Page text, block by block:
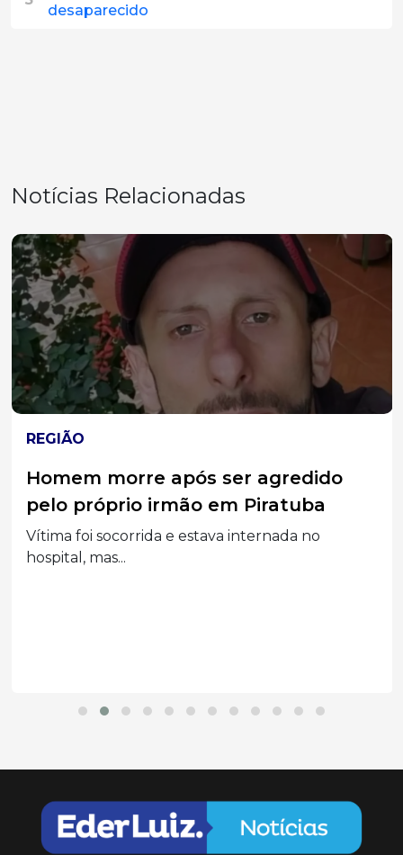
desaparecido
Notícias Relacionadas
REGIÃO
Homem morre após ser agredido
pelo próprio irmão em Piratuba
Vítima foi socorrida e estava internada no
hospital, mas...